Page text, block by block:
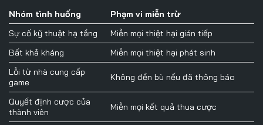
Nhóm tình huống
Phạm vi miễn trừ
Sự cố kỹ thuật hạ tầng
Miễn mọi thiệt hại gián tiếp
Bất khả kháng
Miễn mọi thiệt hại phát sinh
Lỗi từ nhà cung cấp
game
Không đền bù nếu đã thông báo
Quyết định cược của
thành viên
Miễn mọi kết quả thua cược